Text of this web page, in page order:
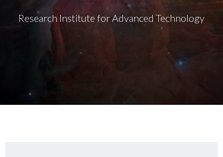
Research Institute for Advanced Technology